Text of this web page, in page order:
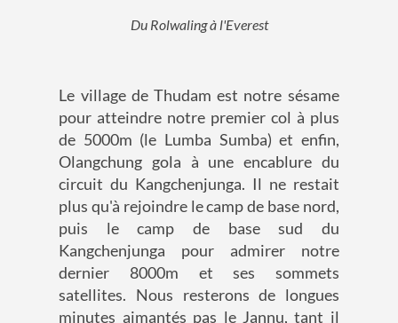
Du Rolwaling à l'Everest
Le village de Thudam est notre sésame
pour atteindre notre premier col à plus
de 5000m (le Lumba Sumba) et enfin,
Olangchung gola à une encablure du
circuit du Kangchenjunga. Il ne restait
plus qu'à rejoindre le camp de base nord,
puis le camp de base sud du
Kangchenjunga pour admirer notre
dernier 8000m et ses sommets
satellites. Nous resterons de longues
minutes aimantés pas le Jannu, tant il